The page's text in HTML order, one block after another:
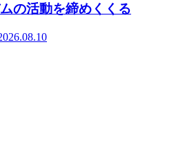
の活動を締めくくる